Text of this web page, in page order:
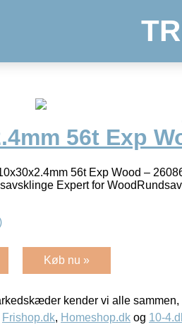
56t Exp
56t Exp Wood –
Expert for
Køb nu »
kender vi alle
Frishop.dk, Homeshop.dk og 10-